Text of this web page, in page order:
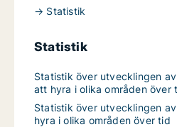
→ Statistik
Statistik
Statistik över utvecklingen
att hyra i olika områden över
Statistik över utvecklingen
hyra i olika områden över tid